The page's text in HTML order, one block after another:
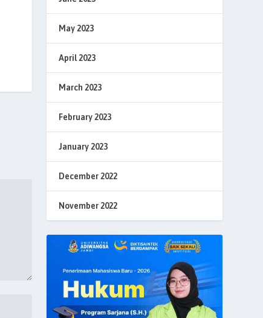
May 2023
April 2023
March 2023
February 2023
January 2023
December 2022
November 2022